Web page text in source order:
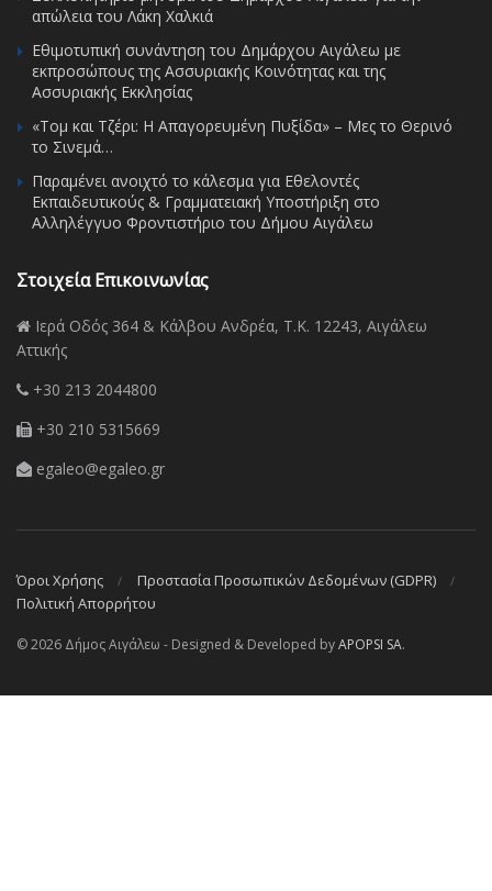
απώλεια του Λάκη Χαλκιά
Εθιμοτυπική συνάντηση του Δημάρχου Αιγάλεω με
εκπροσώπους της Ασσυριακής Κοινότητας και της
Ασσυριακής Εκκλησίας
«Τομ και Τζέρι: Η Απαγορευμένη Πυξίδα» – Μες το Θερινό
το Σινεμά…
Παραμένει ανοιχτό το κάλεσμα για Εθελοντές
Εκπαιδευτικούς & Γραμματειακή Υποστήριξη στο
Αλληλέγγυο Φροντιστήριο του Δήμου Αιγάλεω
Στοιχεία Επικοινωνίας
Ιερά Οδός 364 & Κάλβου Ανδρέα, Τ.Κ. 12243, Αιγάλεω
Αττικής
+30 213 2044800
+30 210 5315669
egaleo@egaleo.gr
Όροι Χρήσης
Προστασία Προσωπικών Δεδομένων (GDPR)
Πολιτική Απορρήτου
© 2026 Δήμος Αιγάλεω - Designed & Developed byAPOPSI SA.